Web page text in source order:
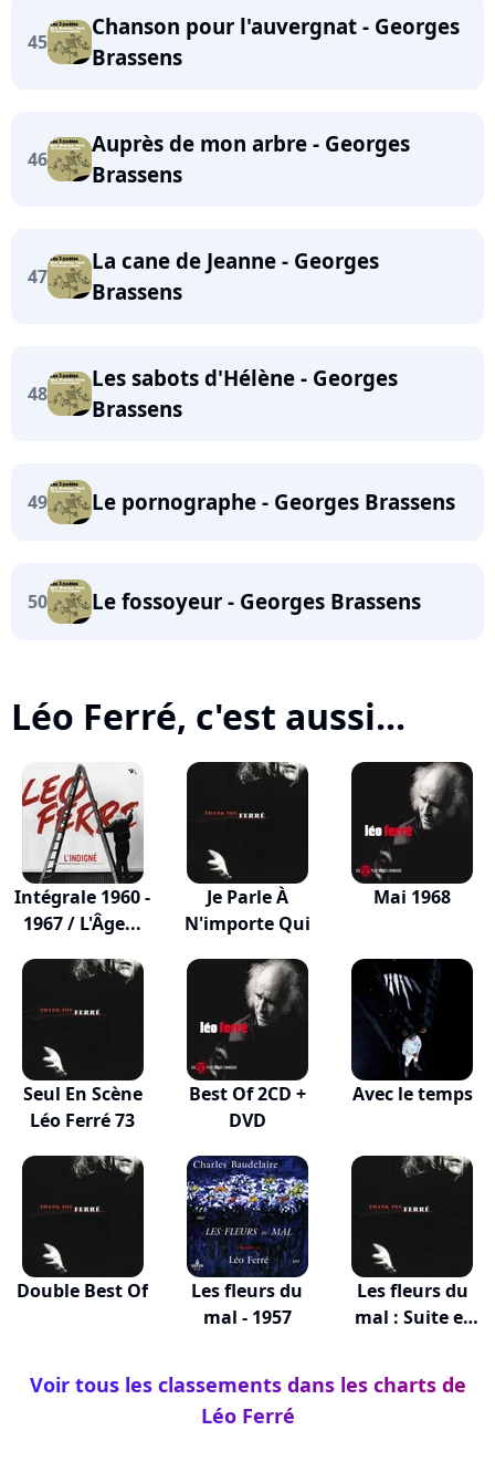
45
Chanson pour l'auvergnat - Georges
Brassens
46
Auprès de mon arbre - Georges
Brassens
47
La cane de Jeanne - Georges
Brassens
48
Les sabots d'Hélène - Georges
Brassens
49 Le pornographe - Georges Brassens
50 Le fossoyeur - Georges Brassens
Léo Ferré, c'est aussi...
Intégrale 1960 -
1967 / L'Âge...
Je Parle À
N'importe Qui
Mai 1968
Seul En Scène
Léo Ferré 73
Best Of 2CD +
DVD
Avec le temps
Double Best Of
Les fleurs du
mal - 1957
Les fleurs du
mal : Suite et
Voir tous les classements dans les charts de
Léo Ferré